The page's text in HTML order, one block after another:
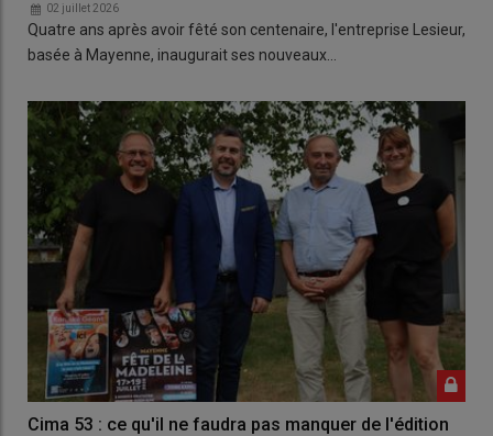
02 juillet 2026
Quatre ans après avoir fêté son centenaire, l'entreprise Lesieur,
basée à Mayenne, inaugurait ses nouveaux…
Cima 53 : ce qu'il ne faudra pas manquer de l'édition